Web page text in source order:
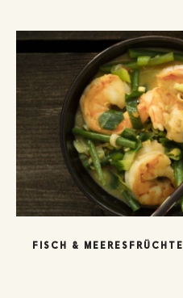
FISCH & MEERESFRÜCHTE